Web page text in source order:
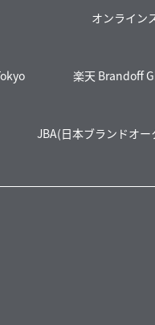
オンライン
楽天 Brandoff
JBA(日本ブランドオー